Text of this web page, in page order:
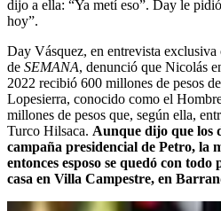
dijo a ella: “Ya metí eso”. Day le
hoy”.
Day Vásquez, en entrevista
de SEMANA, denunció que Nicolás
2022 recibió 600 millones de pesos
Lopesierra, conocido como el
millones de pesos que, según ella,
Turco Hilsaca. Aunque dijo que los
campaña presidencial de Petro, la
entonces esposo se quedó con
casa en Villa Campestre, en